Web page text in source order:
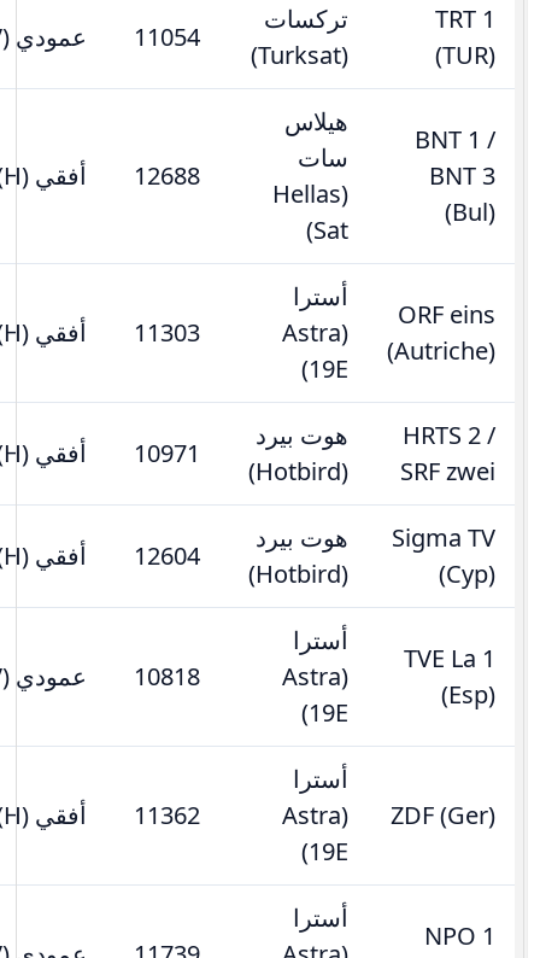
TRT 1
(TUR)
تركسات
(Turksat)
11054 عمودي (V)
BNT 1 /
BNT 3
(Bul)
هيلاس
سات
(Hellas
Sat)
12688 أفقي (H)
ORF eins
(Autriche)
أسترا
(Astra
19E)
11303 أفقي (H)
HRTS 2 /
SRF zwei
هوت بيرد
(Hotbird)
10971 أفقي (H)
Sigma TV
(Cyp)
هوت بيرد
(Hotbird)
12604 أفقي (H)
TVE La 1
(Esp)
أسترا
(Astra
19E)
10818 عمودي (V)
ZDF (Ger)
أسترا
(Astra
19E)
11362 أفقي (H)
NPO 1
أسترا